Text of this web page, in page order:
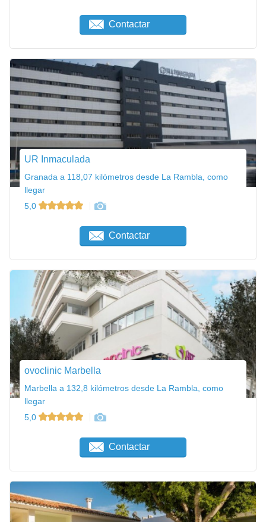
Contactar
UR Inmaculada
Granada a 118,07 kilómetros desde La Rambla, como
llegar
5,0
Contactar
ovoclinic Marbella
Marbella a 132,8 kilómetros desde La Rambla, como
llegar
5,0
Contactar